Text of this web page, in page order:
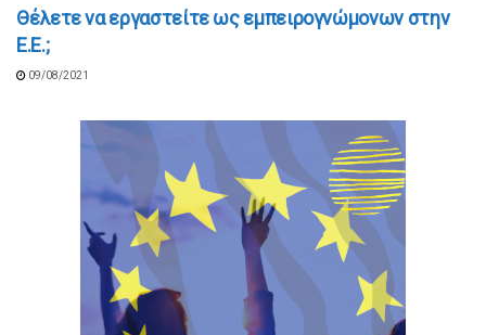
Θέλετε να εργαστείτε ως εμπειρογνώμονων στην
Ε.Ε.;
09/08/2021